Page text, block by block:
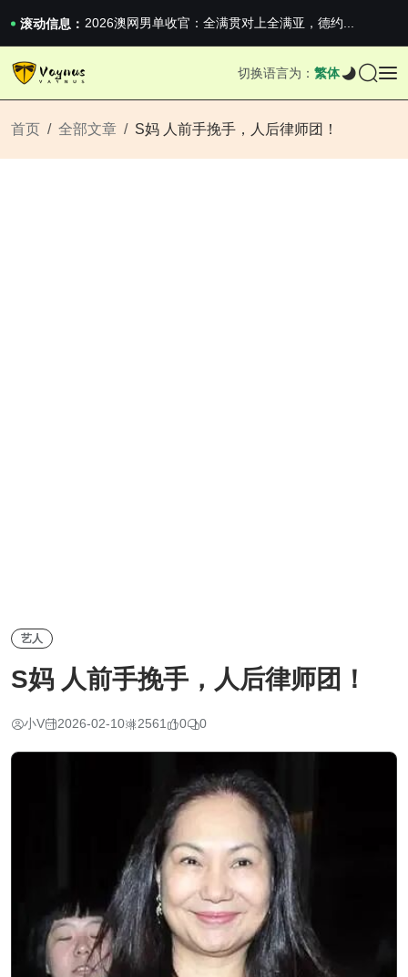
滚动信息： 2026澳网男单收官：全满贯对上全满亚，德约...
《巅峰守卫 Highguard》正式上线，官...
iPhone 16e 发布，苹果你不要太离谱
iPhone 16e 发布，苹果你不要太离谱
切换语言为： 繁体
首页 全部文章 S妈 人前手挽手，人后律师团！
艺人
S妈 人前手挽手，人后律师团！
小V 2026-02-10 2561 0 0